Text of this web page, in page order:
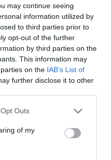
may continue seeing
information utilized by
to third parties prior to
opt-out of the further
by third parties on the
This information may
on the IAB’s List of
further disclose it to other
Outs
of my